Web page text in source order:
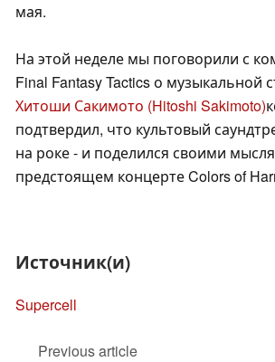
мая.
На этой неделе мы поговорили с
Final Fantasy Tactics о музыкальной
Хитоши Сакимото (Hitoshi Sakimoto)
подтвердил, что культовый
на роке - и поделился своими
предстоящем концерте Colors of
Источник(и)
Supercell
Previous article